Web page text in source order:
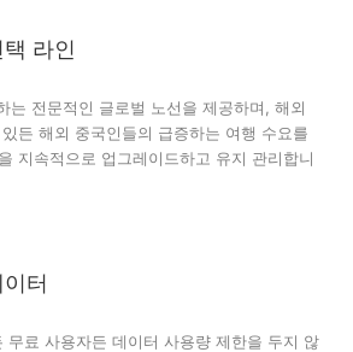
라인
는 전문적인 글로벌 노선을 제공하며, 해외
든 해외 중국인들의 급증하는 여행 수요를
지속적으로 업그레이드하고 유지 관리합니
터
무료 사용자든 데이터 사용량 제한을 두지 않